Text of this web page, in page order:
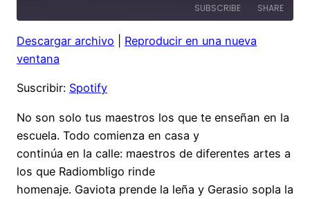
seconds
SUBSCRIBE SHARE
Spotify
SHARE
Descargar archivo
Reproducir en una nueva
ventana
Suscribir: Spotify
No son solo tus maestros los que te enseñan en la
escuela. Todo comienza en casa y
continúa en la calle: maestros de diferentes artes a
los que Radiombligo rinde
homenaje. Gaviota prende la leña y Gerasio sopla la